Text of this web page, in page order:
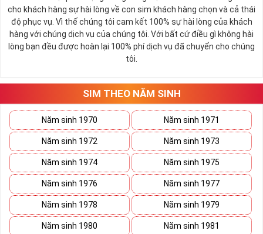
cho khách hàng sự hài lòng về con sim khách hàng chọn và cả thái
độ phục vụ. Vì thế chúng tôi cam kết 100% sự hài lòng của khách
hàng với chúng dịch vụ của chúng tôi. Với bất cứ điều gì không hài
lòng bạn đều được hoàn lại 100% phí dịch vụ đã chuyển cho chúng
tôi.
SIM THEO NĂM SINH
Năm sinh 1970 Năm sinh 1971
Năm sinh 1972 Năm sinh 1973
Năm sinh 1974 Năm sinh 1975
Năm sinh 1976 Năm sinh 1977
Năm sinh 1978 Năm sinh 1979
Năm sinh 1980 Năm sinh 1981